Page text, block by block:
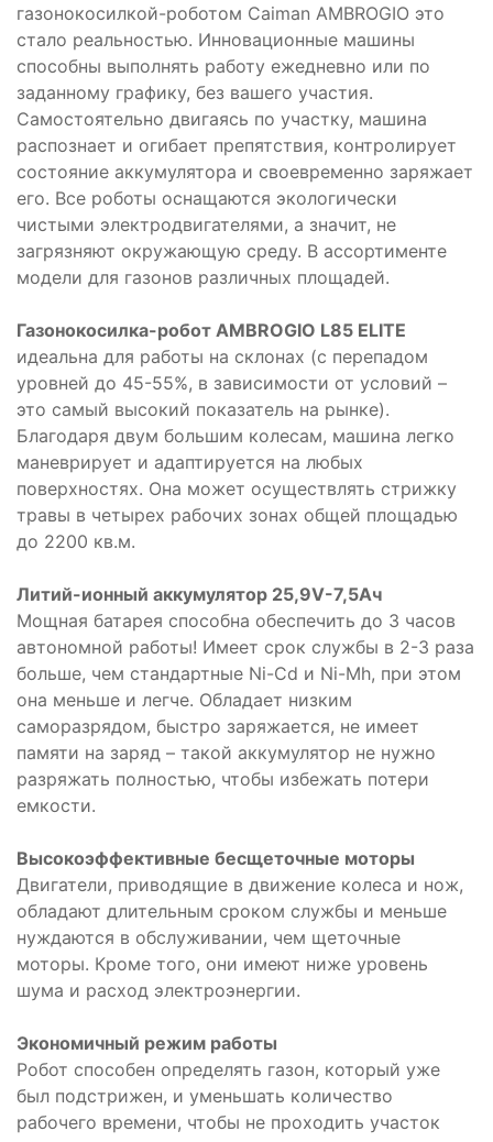
газонокосилкой-роботом Caiman AMBROGIO это
стало реальностью. Инновационные машины
способны выполнять работу ежедневно или по
заданному графику, без вашего участия.
Самостоятельно двигаясь по участку, машина
распознает и огибает препятствия, контролирует
состояние аккумулятора и своевременно заряжает
его. Все роботы оснащаются экологически
чистыми электродвигателями, а значит, не
загрязняют окружающую среду. В ассортименте
модели для газонов различных площадей.
Газонокосилка-робот AMBROGIO L85 ELITE
идеальна для работы на склонах (с перепадом
уровней до 45-55%, в зависимости от условий –
это самый высокий показатель на рынке).
Благодаря двум большим колесам, машина легко
маневрирует и адаптируется на любых
поверхностях. Она может осуществлять стрижку
травы в четырех рабочих зонах общей площадью
до 2200 кв.м.
Литий-ионный аккумулятор 25,9V-7,5Ач
Мощная батарея способна обеспечить до 3 часов
автономной работы! Имеет срок службы в 2-3 раза
больше, чем стандартные Ni-Cd и Ni-Mh, при этом
она меньше и легче. Обладает низким
саморазрядом, быстро заряжается, не имеет
памяти на заряд – такой аккумулятор не нужно
разряжать полностью, чтобы избежать потери
емкости.
Высокоэффективные бесщеточные моторы
Двигатели, приводящие в движение колеса и нож,
обладают длительным сроком службы и меньше
нуждаются в обслуживании, чем щеточные
моторы. Кроме того, они имеют ниже уровень
шума и расход электроэнергии.
Экономичный режим работы
Робот способен определять газон, который уже
был подстрижен, и уменьшать количество
рабочего времени, чтобы не проходить участок